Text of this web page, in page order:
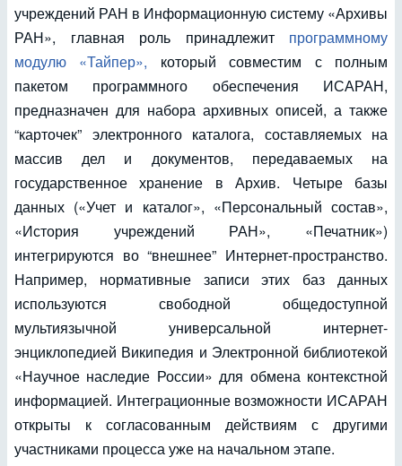
учреждений РАН в Информационную систему «Архивы
РАН», главная роль принадлежит программному
модулю «Тайпер», который совместим с полным
пакетом программного обеспечения ИСАРАН,
предназначен для набора архивных описей, а также
“карточек” электронного каталога, составляемых на
массив дел и документов, передаваемых на
государственное хранение в Архив. Четыре базы
данных («Учет и каталог», «Персональный состав»,
«История учреждений РАН», «Печатник»)
интегрируются во “внешнее” Интернет-пространство.
Например, нормативные записи этих баз данных
используются свободной общедоступной
мультиязычной универсальной интернет-
энциклопедией Википедия и Электронной библиотекой
«Научное наследие России» для обмена контекстной
информацией. Интеграционные возможности ИСАРАН
открыты к согласованным действиям с другими
участниками процесса уже на начальном этапе.